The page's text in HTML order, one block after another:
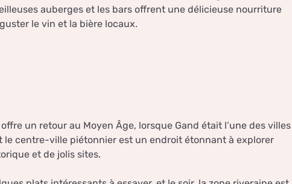
auberges et les bars offrent une délicieuse nourriture
le vin et la bière locaux.
un retour au Moyen Âge, lorsque Gand était l’une des villes
le centre-ville piétonnier est un endroit étonnant à explorer
et de jolis sites.